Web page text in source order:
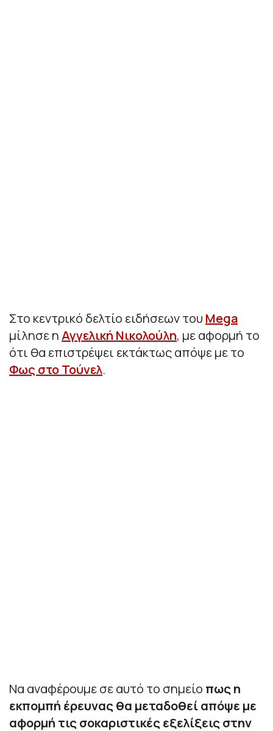
Στο κεντρικό δελτίο ειδήσεων του Mega
μίλησε ηΑγγελική Νικολούλη, με αφορμή το
ότι θα επιστρέψει εκτάκτως απόψε με το
Φως στο Τούνελ.
Να αναφέρουμε σε αυτό το σημείο πως η
εκπομπή έρευνας θα μεταδοθεί απόψε με
αφορμή τις σοκαριστικές εξελίξεις στην